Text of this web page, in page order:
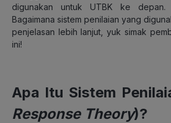
digunakan untuk UTBK ke
Bagaimana sistem penilaian yang
penjelasan lebih lanjut, yuk simak
ini!
Apa Itu Sistem
Response Theory)?